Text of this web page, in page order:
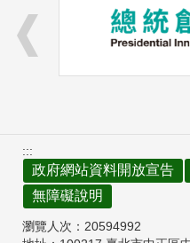
:::
政府網站資料開放宣告
無障礙說明
瀏覽人次： 20594992